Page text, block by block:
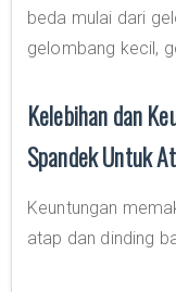
beda mulai dari
gelombang kecil,
Kelebihan dan
Spandek Untuk
Keuntungan
atap dan dinding